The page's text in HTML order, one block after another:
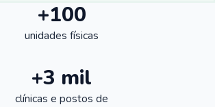
+100
unidades físicas
+3 mil
clínicas e postos de